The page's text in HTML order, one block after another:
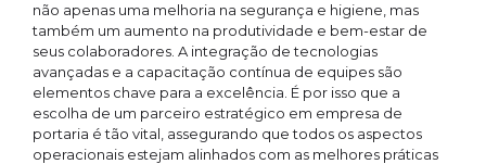
não apenas uma melhoria na segurança e higiene, mas
também um aumento na produtividade e bem-estar de
seus colaboradores. A integração de tecnologias
avançadas e a capacitação contínua de equipes são
elementos chave para a excelência. É por isso que a
escolha de um parceiro estratégico em empresa de
portaria é tão vital, assegurando que todos os aspectos
operacionais estejam alinhados com as melhores práticas